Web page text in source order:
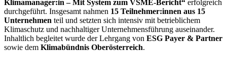
Klimamanager:in – Mit System zum VSME-Bericht“ erfolgreich
durchgeführt. Insgesamt nahmen 15 Teilnehmer:innen aus 15
Unternehmen teil und setzten sich intensiv mit betrieblichem
Klimaschutz und nachhaltiger Unternehmensführung auseinander.
Inhaltlich begleitet wurde der Lehrgang von ESG Payer & Partner
sowie dem Klimabündnis Oberösterreich.